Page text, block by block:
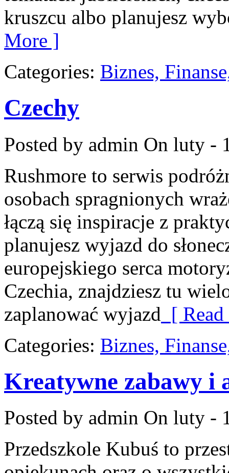
kruszcu albo planujesz
More ]
Categories: Biznes,
Czechy
Posted by admin On luty -
Rushmore to serwis
osobach spragnionych
łączą się inspiracje z
planujesz wyjazd do
europejskiego serca
Czechia, znajdziesz tu
zaplanować wyjazd [
Categories: Biznes,
Kreatywne zabawy i
Posted by admin On luty -
Przedszkole Kubuś to